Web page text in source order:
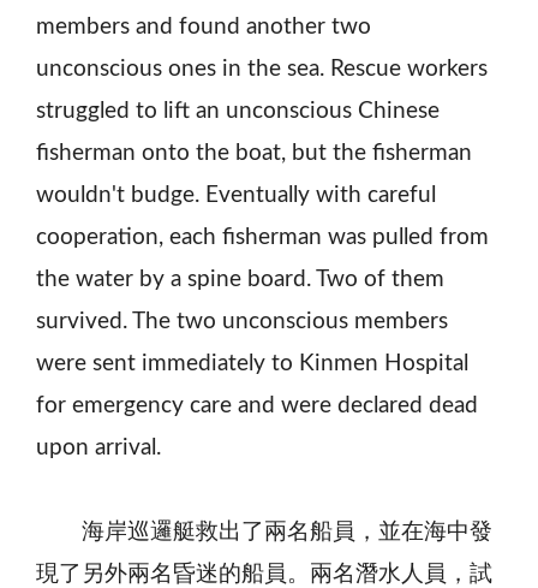
members and found another two
unconscious ones in the sea. Rescue workers
struggled to lift an unconscious Chinese
fisherman onto the boat, but the fisherman
wouldn't budge. Eventually with careful
cooperation, each fisherman was pulled from
the water by a spine board. Two of them
survived. The two unconscious members
were sent immediately to Kinmen Hospital
for emergency care and were declared dead
upon arrival.
海岸巡邏艇救出了兩名船員，並在海中發
現了另外兩名昏迷的船員。兩名潛水人員，試